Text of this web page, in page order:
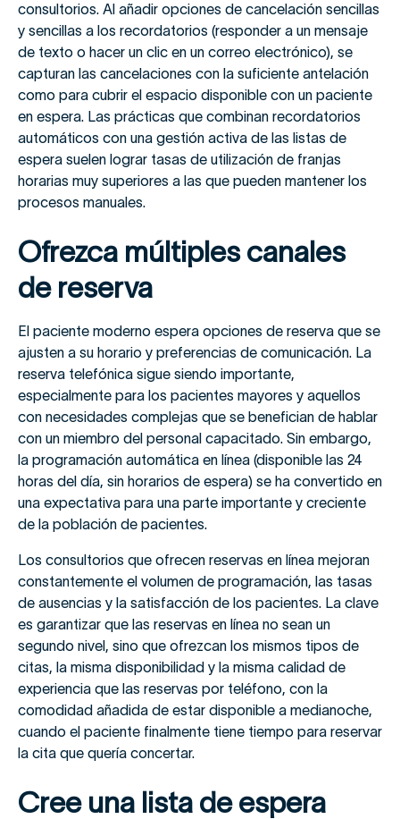
consultorios. Al añadir opciones de cancelación sencillas
y sencillas a los recordatorios (responder a un mensaje
de texto o hacer un clic en un correo electrónico), se
capturan las cancelaciones con la suficiente antelación
como para cubrir el espacio disponible con un paciente
en espera. Las prácticas que combinan recordatorios
automáticos con una gestión activa de las listas de
espera suelen lograr tasas de utilización de franjas
horarias muy superiores a las que pueden mantener los
procesos manuales.
Ofrezca múltiples canales
de reserva
El paciente moderno espera opciones de reserva que se
ajusten a su horario y preferencias de comunicación. La
reserva telefónica sigue siendo importante,
especialmente para los pacientes mayores y aquellos
con necesidades complejas que se benefician de hablar
con un miembro del personal capacitado. Sin embargo,
la programación automática en línea (disponible las 24
horas del día, sin horarios de espera) se ha convertido en
una expectativa para una parte importante y creciente
de la población de pacientes.
Los consultorios que ofrecen reservas en línea mejoran
constantemente el volumen de programación, las tasas
de ausencias y la satisfacción de los pacientes. La clave
es garantizar que las reservas en línea no sean un
segundo nivel, sino que ofrezcan los mismos tipos de
citas, la misma disponibilidad y la misma calidad de
experiencia que las reservas por teléfono, con la
comodidad añadida de estar disponible a medianoche,
cuando el paciente finalmente tiene tiempo para reservar
la cita que quería concertar.
Cree una lista de espera